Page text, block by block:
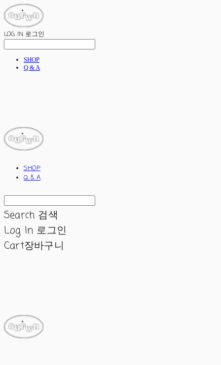
LOG IN 로그인
SHOP
Q & A
SHOP
Q & A
Search 검색
Log In 로그인
Cart장바구니